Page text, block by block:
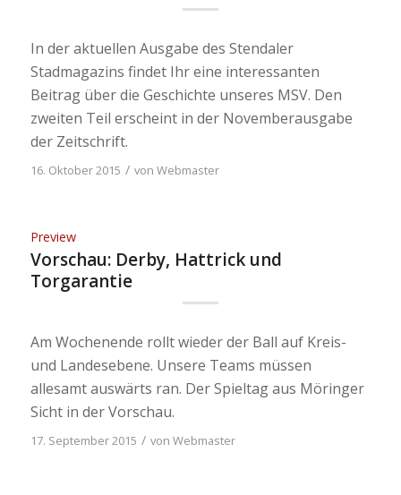
In der aktuellen Ausgabe des Stendaler
Stadmagazins findet Ihr eine interessanten
Beitrag über die Geschichte unseres MSV. Den
zweiten Teil erscheint in der Novemberausgabe
der Zeitschrift.
16. Oktober 2015 / von Webmaster
Preview
Vorschau: Derby, Hattrick und
Torgarantie
Am Wochenende rollt wieder der Ball auf Kreis-
und Landesebene. Unsere Teams müssen
allesamt auswärts ran. Der Spieltag aus Möringer
Sicht in der Vorschau.
17. September 2015 / von Webmaster